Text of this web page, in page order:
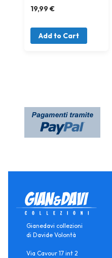
19,99 €
Add to Cart
Gianedavi collezioni
di Davide Volontà
Via Cavour 17 int 2